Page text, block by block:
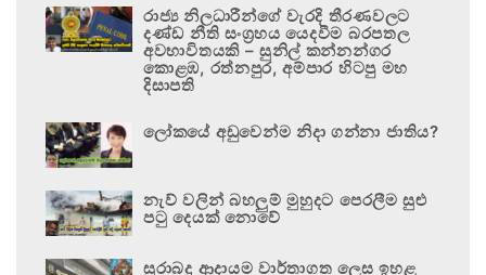
රාජ්‍ය නිලධාරීන්ගේ වැරදි තීරණවලට
දණ්ඩ නීති සංග්‍රහය යෙදවීම බරපතල
අවභාවිතයකි – සුනිල් කන්නන්ගර
කොළඹ, රත්නපුර, අම්පාර හිටපු මහ
දිසාපති
ලෝකයේ අඩුවෙන්ම නිදා ගන්නා ජාතිය?
නැව් වලින් බහලුම් මුහුදට පෙරලීම සුළු
පටු දෙයක් නොවේ
සුරාබදු ආදායම වාර්තාගත ලෙස ඉහළ